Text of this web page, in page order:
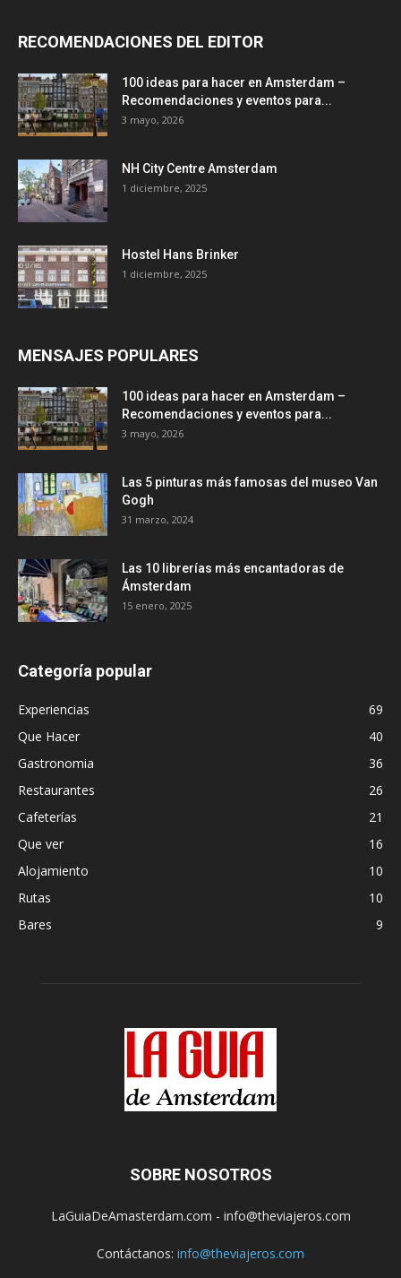
RECOMENDACIONES DEL EDITOR
100 ideas para hacer en Amsterdam –
Recomendaciones y eventos para...
3 mayo, 2026
NH City Centre Amsterdam
1 diciembre, 2025
Hostel Hans Brinker
1 diciembre, 2025
MENSAJES POPULARES
100 ideas para hacer en Amsterdam –
Recomendaciones y eventos para...
3 mayo, 2026
Las 5 pinturas más famosas del museo Van
Gogh
31 marzo, 2024
Las 10 librerías más encantadoras de
Ámsterdam
15 enero, 2025
Categoría popular
Experiencias
69
Que Hacer
40
Gastronomia
36
Restaurantes
26
Cafeterías
21
Que ver
16
Alojamiento
10
Rutas
10
Bares
9
SOBRE NOSOTROS
LaGuiaDeAmasterdam.com - info@theviajeros.com
Contáctanos: info@theviajeros.com